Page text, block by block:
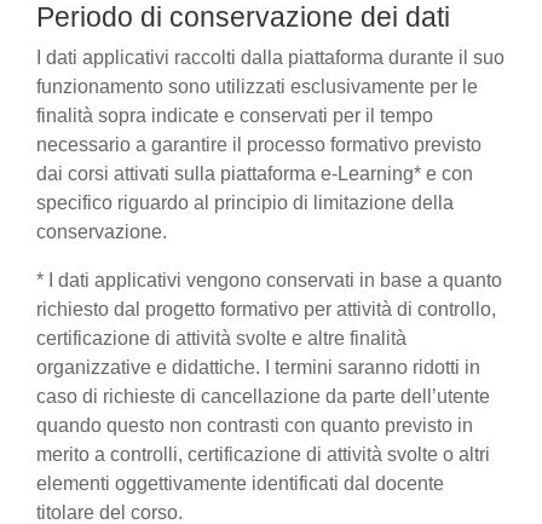
Periodo di conservazione dei dati
I dati applicativi raccolti dalla piattaforma durante il suo
funzionamento sono utilizzati esclusivamente per le
finalità sopra indicate e conservati per il tempo
necessario a garantire il processo formativo previsto
dai corsi attivati sulla piattaforma e-Learning* e con
specifico riguardo al principio di limitazione della
conservazione.
* I dati applicativi vengono conservati in base a quanto
richiesto dal progetto formativo per attività di controllo,
certificazione di attività svolte e altre finalità
organizzative e didattiche. I termini saranno ridotti in
caso di richieste di cancellazione da parte dell’utente
quando questo non contrasti con quanto previsto in
merito a controlli, certificazione di attività svolte o altri
elementi oggettivamente identificati dal docente
titolare del corso.